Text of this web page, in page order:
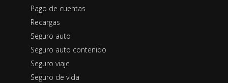
Pago de cuentas
Recargas
Seguro auto
Seguro auto contenido
Seguro viaje
Seguro de vida